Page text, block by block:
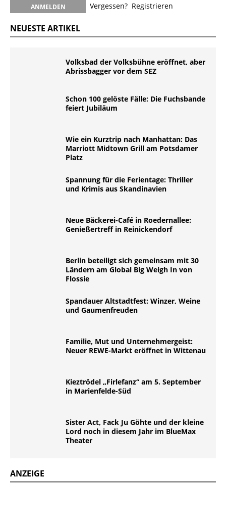
Vergessen? Registrieren
NEUESTE ARTIKEL
Volksbad der Volksbühne eröffnet, aber
Abrissbagger vor dem SEZ
Schon 100 gelöste Fälle: Die Fuchsbande
feiert Jubiläum
Wie ein Kurztrip nach Manhattan: Das
Marriott Midtown Grill am Potsdamer
Platz
Spannung für die Ferientage: Thriller
und Krimis aus Skandinavien
Neue Bäckerei-Café in Roedernallee:
Genießertreff in Reinickendorf
Berlin beteiligt sich gemeinsam mit 30
Ländern am Global Big Weigh In von
Flossie
Spandauer Altstadtfest: Winzer, Weine
und Gaumenfreuden
Familie, Mut und Unternehmergeist:
Neuer REWE-Markt eröffnet in Wittenau
Kieztrödel „Firlefanz“ am 5. September
in Marienfelde-Süd
Sister Act, Fack Ju Göhte und der kleine
Lord noch in diesem Jahr im BlueMax
Theater
ANZEIGE